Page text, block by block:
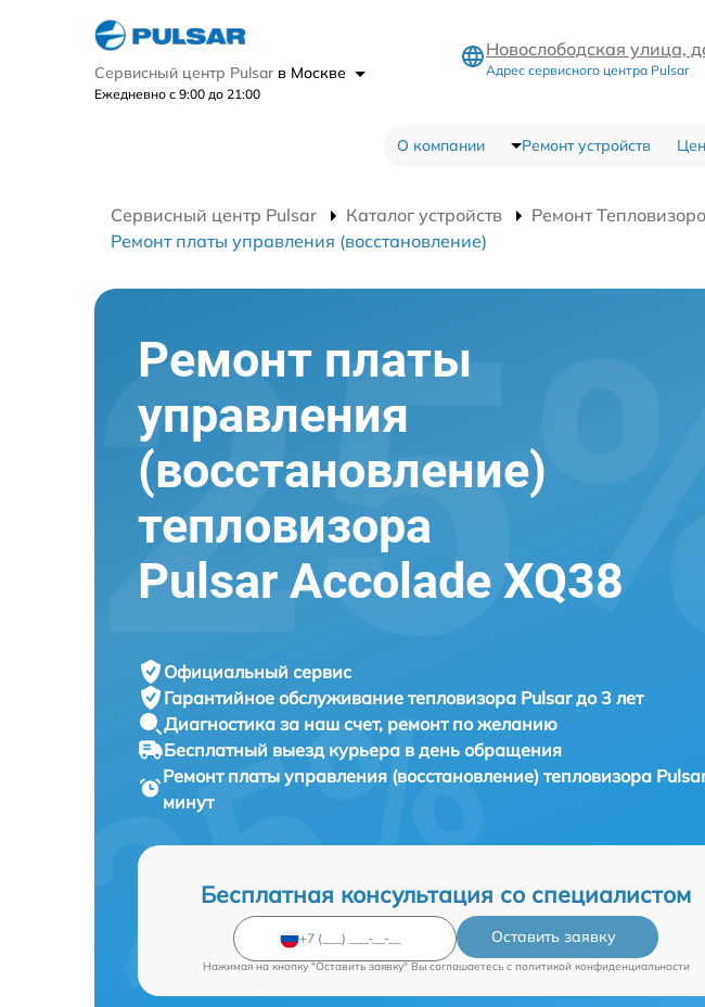
Сервисный центр Pulsar в Москве
Ежедневно с 9:00 до 21:00
Новослободская улица,
Адрес сервисного центра Pulsar
О компании Ремонт устройств
Сервисный центр Pulsar Каталог устройств Ремонт
Ремонт платы управления (восстановление)
Ремонт платы
управления
(восстановление)
тепловизора
Pulsar Accolade XQ38
Официальный сервис
Гарантийное обслуживание тепловизора Pulsar до 3 лет
Диагностика за наш счет, ремонт по желанию
Бесплатный выезд курьера в день обращения
Ремонт платы управления (восстановление) тепловизора
минут
Бесплатная консультация со специалистом
Оставить заявку
Нажимая на кнопку "Оставить заявку" Вы соглашаетесь c политикой конфиденциальности